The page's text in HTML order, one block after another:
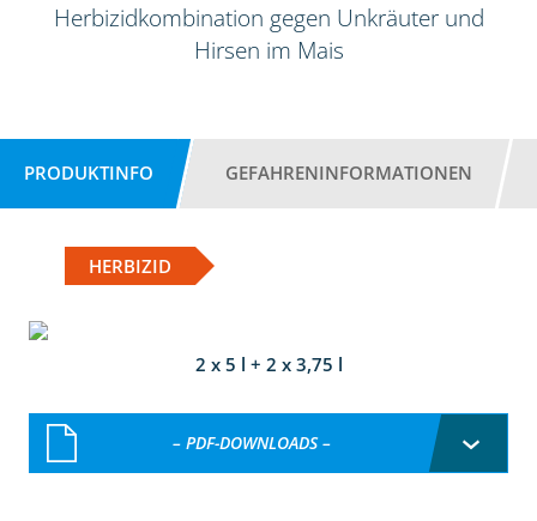
Herbizidkombination gegen Unkräuter und
Hirsen im Mais
PRODUKTINFO GEFAHRENINFORMATIONEN
HERBIZID
2 x 5 l + 2 x 3,75 l
– PDF-DOWNLOADS –